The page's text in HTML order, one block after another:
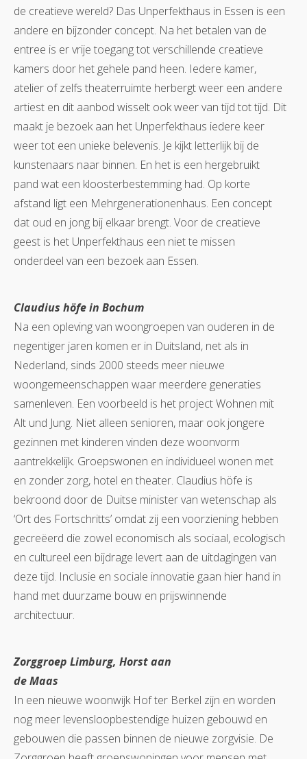
de creatieve wereld? Das Unperfekthaus in Essen is een
andere en bijzonder concept. Na het betalen van de
entree is er vrije toegang tot verschillende creatieve
kamers door het gehele pand heen. Iedere kamer,
atelier of zelfs theaterruimte herbergt weer een andere
artiest en dit aanbod wisselt ook weer van tijd tot tijd. Dit
maakt je bezoek aan het Unperfekthaus iedere keer
weer tot een unieke belevenis. Je kijkt letterlijk bij de
kunstenaars naar binnen. En het is een hergebruikt
pand wat een kloosterbestemming had. Op korte
afstand ligt een Mehrgenerationenhaus. Een concept
dat oud en jong bij elkaar brengt. Voor de creatieve
geest is het Unperfekthaus een niet te missen
onderdeel van een bezoek aan Essen.
Claudius höfe in Bochum
Na een opleving van woongroepen van ouderen in de
negentiger jaren komen er in Duitsland, net als in
Nederland, sinds 2000 steeds meer nieuwe
woongemeenschappen waar meerdere generaties
samenleven. Een voorbeeld is het project Wohnen mit
Alt und Jung. Niet alleen senioren, maar ook jongere
gezinnen met kinderen vinden deze woonvorm
aantrekkelijk. Groepswonen en individueel wonen met
en zonder zorg, hotel en theater. Claudius höfe is
bekroond door de Duitse minister van wetenschap als
‘Ort des Fortschritts’ omdat zij een voorziening hebben
gecreëerd die zowel economisch als sociaal, ecologisch
en cultureel een bijdrage levert aan de uitdagingen van
deze tijd. Inclusie en sociale innovatie gaan hier hand in
hand met duurzame bouw en prijswinnende
architectuur.
Zorggroep Limburg, Horst aan
de Maas
In een nieuwe woonwijk Hof ter Berkel zijn en worden
nog meer levensloopbestendige huizen gebouwd en
gebouwen die passen binnen de nieuwe zorgvisie. De